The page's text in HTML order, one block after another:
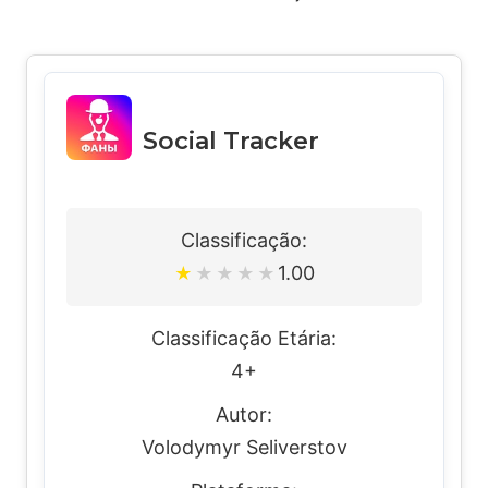
Social Tracker
Classificação:
★ ★ ★ ★ ★ 1.00
Classificação Etária:
4+
Autor:
Volodymyr Seliverstov